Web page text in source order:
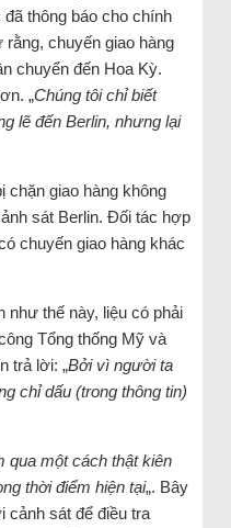
thông báo cho chính
chuyến giao hàng
chuyển đến Hoa Kỳ.
„Chúng tôi chỉ biết
lẽ đến Berlin, nhưng lại
chặn giao hàng không
sát Berlin. Đối tác hợp
chuyến giao hàng khác
như thế này, liệu có phải
Tổng thống Mỹ và
trả lời: „Bởi vì người ta
chỉ dấu (trong thông tin)
qua một cách thật kiên
thời điểm hiện tại„. Bây
sát để điều tra